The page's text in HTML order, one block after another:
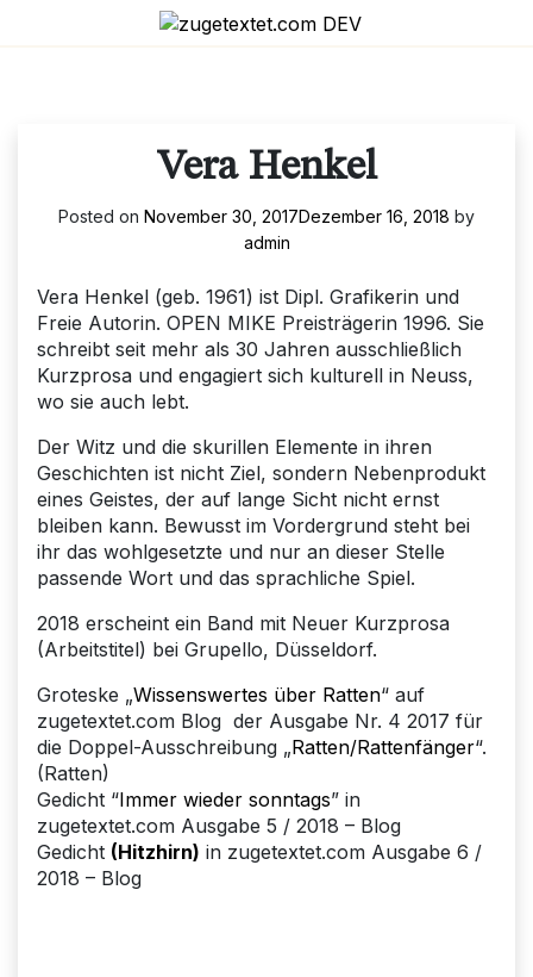
Vera Henkel
Posted on November 30, 2017Dezember 16, 2018 by
admin
Vera Henkel (geb. 1961) ist Dipl. Grafikerin und
Freie Autorin. OPEN MIKE Preisträgerin 1996. Sie
schreibt seit mehr als 30 Jahren ausschließlich
Kurzprosa und engagiert sich kulturell in Neuss,
wo sie auch lebt.
Der Witz und die skurillen Elemente in ihren
Geschichten ist nicht Ziel, sondern Nebenprodukt
eines Geistes, der auf lange Sicht nicht ernst
bleiben kann. Bewusst im Vordergrund steht bei
ihr das wohlgesetzte und nur an dieser Stelle
passende Wort und das sprachliche Spiel.
2018 erscheint ein Band mit Neuer Kurzprosa
(Arbeitstitel) bei Grupello, Düsseldorf.
Groteske „Wissenswertes über Ratten“ auf
zugetextet.com Blog der Ausgabe Nr. 4 2017 für
die Doppel-Ausschreibung „Ratten/Rattenfänger“.
(Ratten)
Gedicht “Immer wieder sonntags” in
zugetextet.com Ausgabe 5 / 2018 – Blog
Gedicht (Hitzhirn) in zugetextet.com Ausgabe 6 /
2018 – Blog